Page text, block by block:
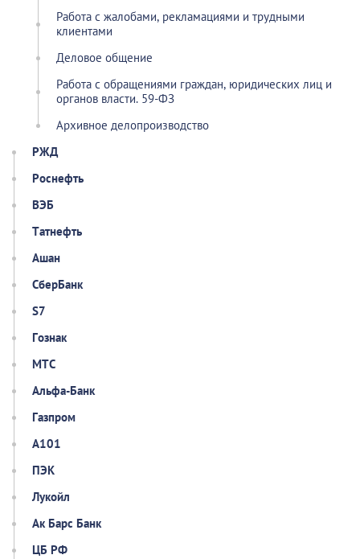
Работа с жалобами, рекламациями и трудными
клиентами
Деловое общение
Работа с обращениями граждан, юридических лиц и
органов власти. 59-ФЗ
Архивное делопроизводство
РЖД
Роснефть
ВЭБ
Татнефть
Ашан
СберБанк
S7
Гознак
МТС
Альфа-Банк
Газпром
А101
ПЭК
Лукойл
Ак Барс Банк
ЦБ РФ